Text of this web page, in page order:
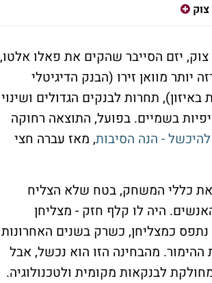
צוק
יזם הסייבר שהקים את פאלו אלטו,
מוואן זירו (הבנק הדיגיטלי
תחרות לבנקים הגדולים ושינוי
בשמיים. בפועל, התוצאה רחוקה
- הנה הסיבות, מאז עברה חצי
את כללי המשחק, בטח שלא הצליח
היה לו קלף חזק - מצליחן
נתפס כמצליחן, כשרק בשנים האחרונות
מהבחינה הזו הוא נכשל, אבל
לבנקאות מקומית ולטכנולוגיה.